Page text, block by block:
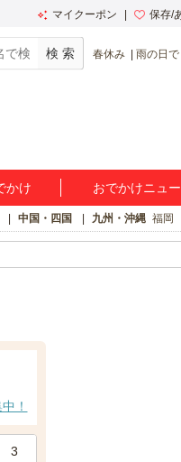
マイクーポン 保存/
春休み 雨の日で
かけ おでかけニュ
中国・四国 九州・沖縄 福岡
！
3